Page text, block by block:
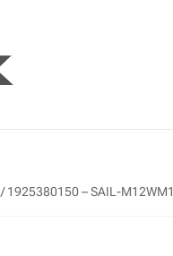
/ 1925380150 – SAIL-